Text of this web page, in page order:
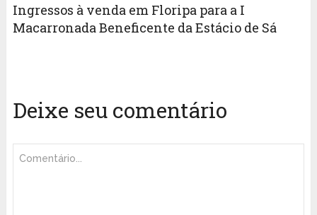
Ingressos à venda em Floripa para a I
Macarronada Beneficente da Estácio de Sá
Deixe seu comentário